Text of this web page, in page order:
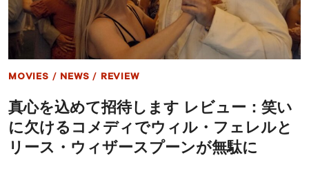
ブ・
ュ
ー・
ワ
ル
レ
ュ
ー：
MOVIES / NEWS / REVIEW
真心を込めて招待します レビュー：笑い
に欠けるコメディでウィル・フェレルと
リース・ウィザースプーンが無駄に